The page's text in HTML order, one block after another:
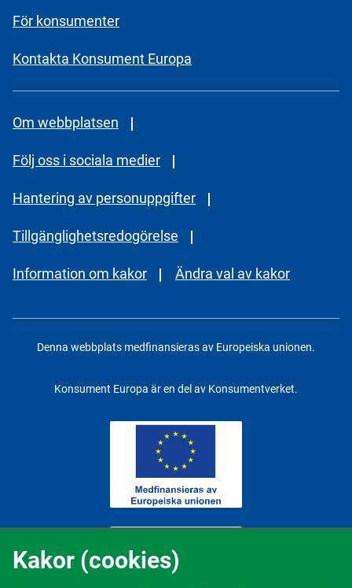
Kakor (cookies)
För konsumenter
Kontakta Konsument Europa
Om webbplatsen
Följ oss i sociala medier
Hantering av personuppgifter
Tillgänglighetsredogörelse
Information om kakor Ändra val av kakor
Denna webbplats medfinansieras av Europeiska unionen.
Konsument Europa är en del av Konsumentverket.